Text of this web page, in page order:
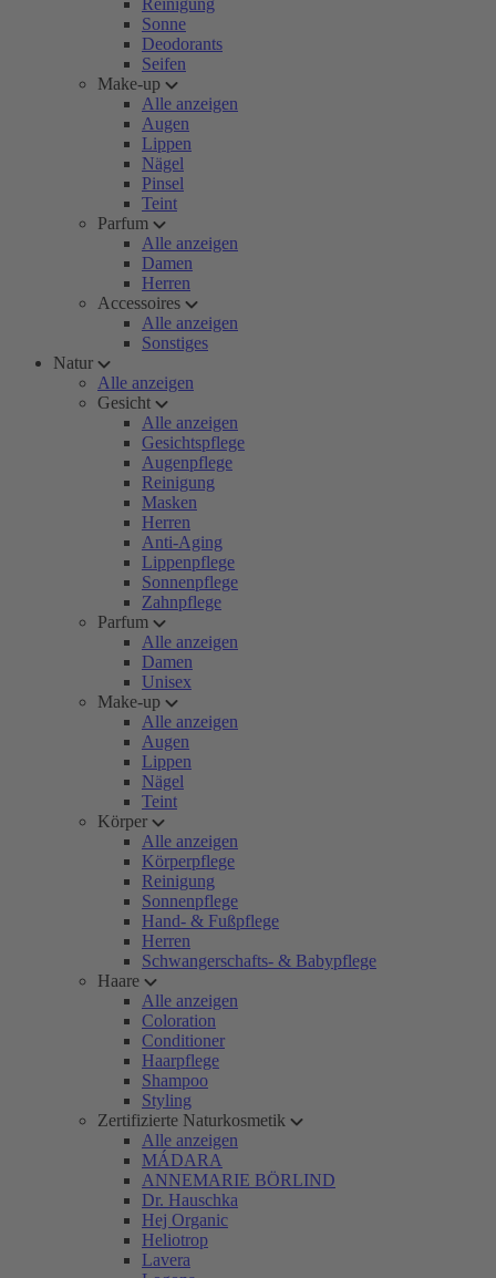
Reinigung
Sonne
Deodorants
Seifen
Make-up
Alle anzeigen
Augen
Lippen
Nägel
Pinsel
Teint
Parfum
Alle anzeigen
Damen
Herren
Accessoires
Alle anzeigen
Sonstiges
Natur
Alle anzeigen
Gesicht
Alle anzeigen
Gesichtspflege
Augenpflege
Reinigung
Masken
Herren
Anti-Aging
Lippenpflege
Sonnenpflege
Zahnpflege
Parfum
Alle anzeigen
Damen
Unisex
Make-up
Alle anzeigen
Augen
Lippen
Nägel
Teint
Körper
Alle anzeigen
Körperpflege
Reinigung
Sonnenpflege
Hand- & Fußpflege
Herren
Schwangerschafts- & Babypflege
Haare
Alle anzeigen
Coloration
Conditioner
Haarpflege
Shampoo
Styling
Zertifizierte Naturkosmetik
Alle anzeigen
MÁDARA
ANNEMARIE BÖRLIND
Dr. Hauschka
Hej Organic
Heliotrop
Lavera